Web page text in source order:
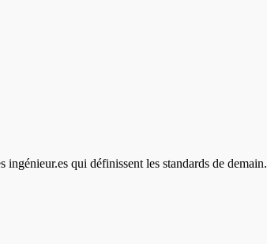
qui définissent les standards de demain.